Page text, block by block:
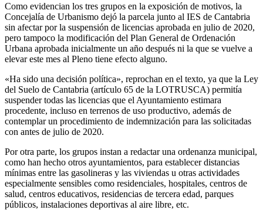
Como evidencian los tres grupos en la exposición de motivos, la
Concejalía de Urbanismo dejó la parcela junto al IES de Cantabria
sin afectar por la suspensión de licencias aprobada en julio de 2020,
pero tampoco la modificación del Plan General de Ordenación
Urbana aprobada inicialmente un año después ni la que se vuelve a
elevar este mes al Pleno tiene efecto alguno.
«Ha sido una decisión política», reprochan en el texto, ya que la Ley
del Suelo de Cantabria (artículo 65 de la LOTRUSCA) permitía
suspender todas las licencias que el Ayuntamiento estimara
procedente, incluso en terrenos de uso productivo, además de
contemplar un procedimiento de indemnización para las solicitadas
con antes de julio de 2020.
Por otra parte, los grupos instan a redactar una ordenanza municipal,
como han hecho otros ayuntamientos, para establecer distancias
mínimas entre las gasolineras y las viviendas u otras actividades
especialmente sensibles como residenciales, hospitales, centros de
salud, centros educativos, residencias de tercera edad, parques
públicos, instalaciones deportivas al aire libre, etc.